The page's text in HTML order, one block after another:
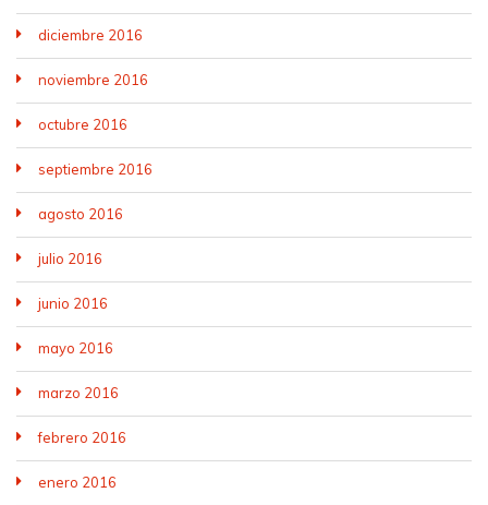
diciembre 2016
noviembre 2016
octubre 2016
septiembre 2016
agosto 2016
julio 2016
junio 2016
mayo 2016
marzo 2016
febrero 2016
enero 2016